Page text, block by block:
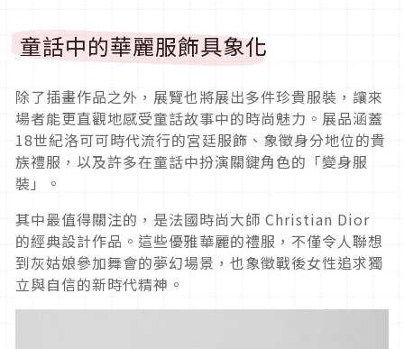
童話中的華麗服飾具象化
除了插畫作品之外，展覽也將展出多件珍貴服裝，讓來
場者能更直觀地感受童話故事中的時尚魅力。展品涵蓋
18世紀洛可可時代流行的宮廷服飾、象徵身分地位的貴
族禮服，以及許多在童話中扮演關鍵角色的「變身服
裝」。
其中最值得關注的，是法國時尚大師 Christian Dior
的經典設計作品。這些優雅華麗的禮服，不僅令人聯想
到灰姑娘參加舞會的夢幻場景，也象徵戰後女性追求獨
立與自信的新時代精神。